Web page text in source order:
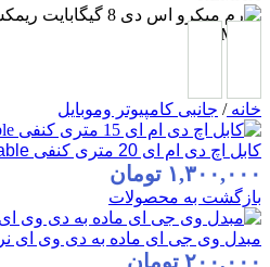
خانه/ جانبی کامپیوتر وموبایل
کابل اچ دی ام ای 20 متری کنفی HDMI 20 M Standard cable
۱,۳۰۰,۰۰۰ تومان
بازگشت به محصولات
مبدل وی جی ای ماده به دی وی ای نر VGA f to DVI m adapter
۲۰۰,۰۰۰ تومان